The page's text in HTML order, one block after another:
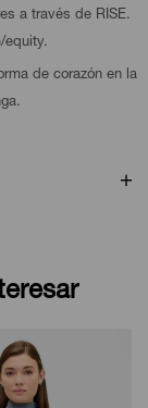
a través de RISE.
equity.
de corazón en la